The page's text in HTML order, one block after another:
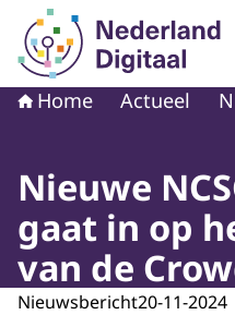
Naar de homepage van
Home Actueel
Nieuwe
gaat in op
van de
Nieuwsbericht20-11-